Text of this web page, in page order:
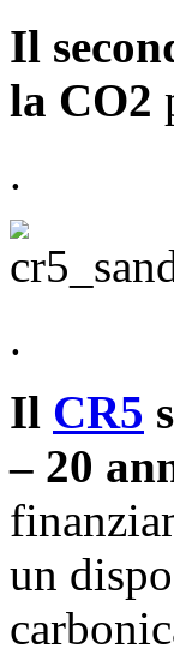
Il
la CO2
.
.
Il CR5
– 20
un